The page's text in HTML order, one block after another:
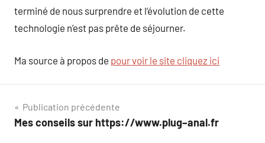
terminé de nous surprendre et l’évolution de cette
technologie n’est pas prête de séjourner.
Ma source à propos de pour voir le site cliquez ici
Navigation
de
Publication précédente
Mes conseils sur https://www.plug–anal.fr